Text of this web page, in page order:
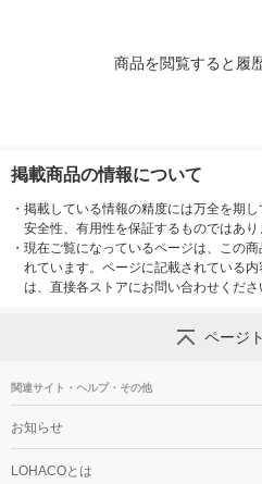
商品を閲覧すると履
掲載商品の情報について
・ 掲載している情報の精度には万全を期し
安全性、有用性を保証するものではあり
・ 現在ご覧になっているページは、この
れています。ページに記載されている
は、直接各ストアにお問い合わせくださ
ページ
関連サイト・ヘルプ・その他
お知らせ
LOHACOとは